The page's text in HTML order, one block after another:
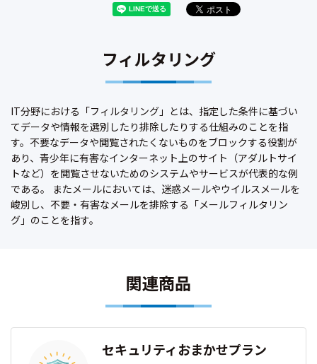
フィルタリング
IT分野における「フィルタリング」とは、指定した条件に基づい
てデータや情報を選別したり排除したりする仕組みのことを指
す。不要なデータや閲覧されたくないものをブロックする役割が
あり、青少年に有害なインターネット上のサイト（アダルトサイ
トなど）を閲覧させないためのシステムやサービスが代表的な例
である。 またメールにおいては、迷惑メールやウイルスメールを
峻別し、不要・有害なメールを排除する「メールフィルタリン
グ」のことを指す。
関連商品
セキュリティおまかせプラン